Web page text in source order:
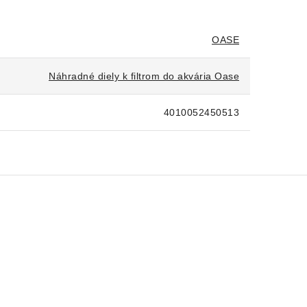
OASE
Náhradné diely k filtrom do akvária Oase
4010052450513